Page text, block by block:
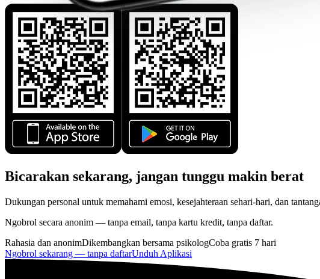
Bicarakan sekarang, jangan tunggu makin berat
Dukungan personal untuk memahami emosi, kesejahteraan sehari-hari, dan
Ngobrol secara anonim — tanpa email, tanpa kartu kredit, tanpa daftar.
Rahasia dan anonimDikembangkan bersama psikologCoba gratis 7 hari
Ngobrol sekarang — tanpa daftarUnduh Aplikasi